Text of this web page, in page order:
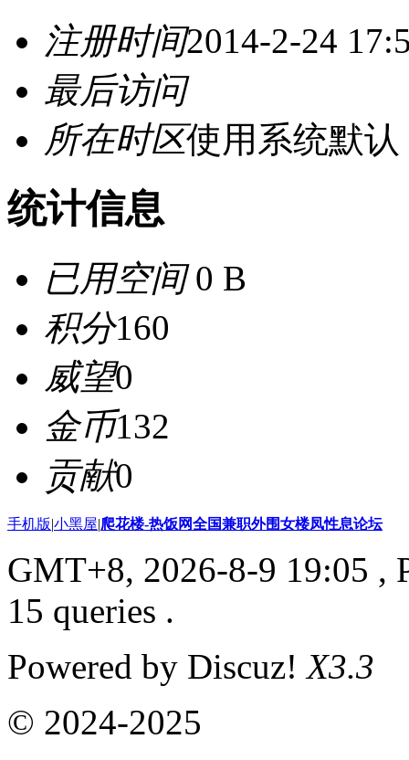
注册时间2014-2-24
最后访问
所在时区使用系统默认
统计信息
已用空间0 B
积分160
威望0
金币132
贡献0
手机版|小黑屋|爬花楼-热饭网全国兼职外围女楼凤性息论坛
GMT+8, 2026-8-9 19:05 ,
15 queries .
Powered by Discuz!X3.3
© 2024-2025